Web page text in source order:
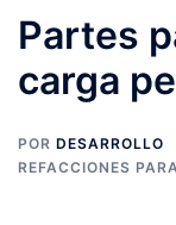
Partes
carga
POR DESARROLLO
REFACCIONES